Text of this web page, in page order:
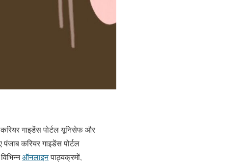
गाइडेंस पोर्टल यूनिसेफ और
करियर गाइडेंस पोर्टल
ऑनलाइनपाठ्यक्रमों,